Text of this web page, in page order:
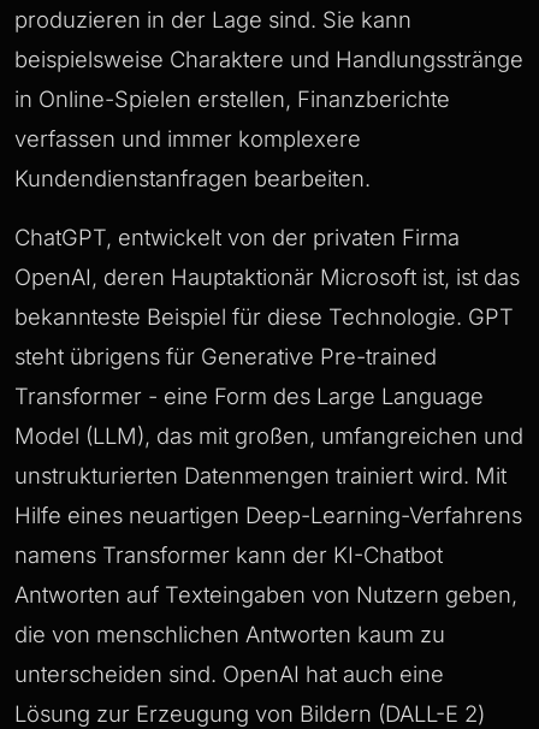
produzieren in der Lage sind. Sie kann
beispielsweise Charaktere und Handlungsstränge
in Online-Spielen erstellen, Finanzberichte
verfassen und immer komplexere
Kundendienstanfragen bearbeiten.
ChatGPT, entwickelt von der privaten Firma
OpenAI, deren Hauptaktionär Microsoft ist, ist das
bekannteste Beispiel für diese Technologie. GPT
steht übrigens für Generative Pre-trained
Transformer - eine Form des Large Language
Model (LLM), das mit großen, umfangreichen und
unstrukturierten Datenmengen trainiert wird. Mit
Hilfe eines neuartigen Deep-Learning-Verfahrens
namens Transformer kann der KI-Chatbot
Antworten auf Texteingaben von Nutzern geben,
die von menschlichen Antworten kaum zu
unterscheiden sind. OpenAI hat auch eine
Lösung zur Erzeugung von Bildern (DALL-E 2)